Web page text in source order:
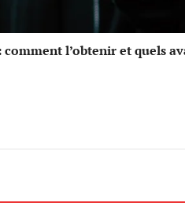
l’obtenir et quels